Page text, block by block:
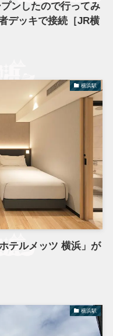
ンしたので行ってみ
デッキで接続［JR横
横浜駅
テルメッツ 横浜」が
横浜駅